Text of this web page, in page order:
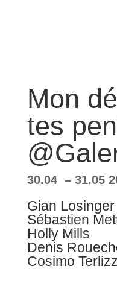
Mon
tes
30.04 – 31.05
Gian Losinger
Sébastien
Holly Mills
Denis
Cosimo